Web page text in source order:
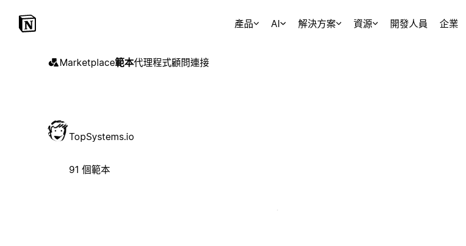
產品 AI 解決方案 資源 開發人員 企業
Marketplace範本代理程式顧問連接
TopSystems.io
91 個範本